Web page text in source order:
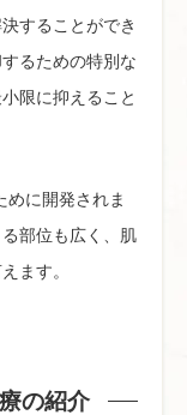
することができ
るための特別な
限に抑えること
めに開発されま
部位も広く、肌
ます。
の紹介